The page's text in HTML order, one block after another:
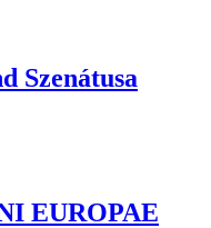
Szenátusa
EUROPAE